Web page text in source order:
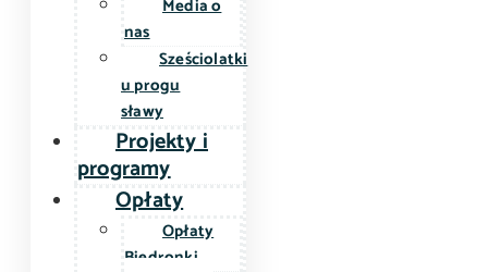
Media o
nas
Sześciolatki
u progu
sławy
Projekty i
programy
Opłaty
Opłaty
Biedronki